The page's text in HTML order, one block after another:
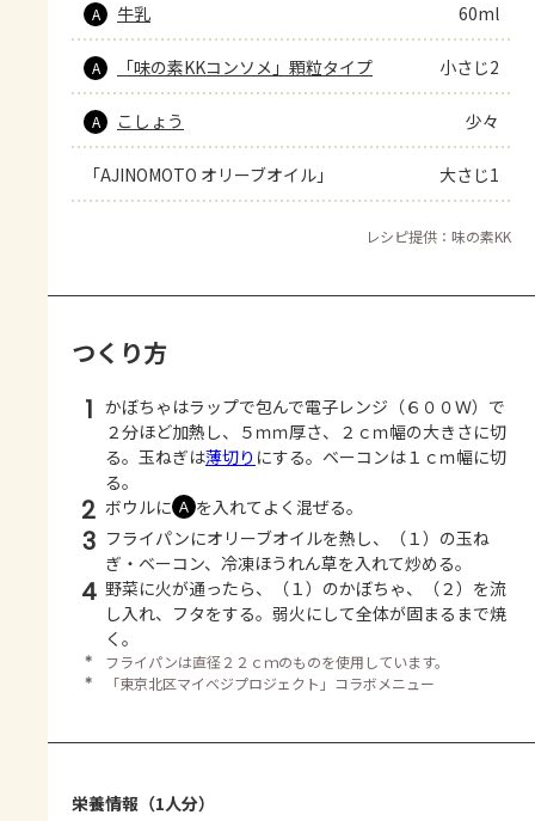
A 牛乳 60ml
A 「味の素KKコンソメ」顆粒タイプ 小さじ2
A こしょう 少々
「AJINOMOTO オリーブオイル」 大さじ1
レシピ提供：味の素KK
つくり方
1 かぼちゃはラップで包んで電子レンジ（６００Ｗ）で
２分ほど加熱し、５ｍｍ厚さ、２ｃｍ幅の大きさに切
る。玉ねぎは薄切り にする。ベーコンは１ｃｍ幅に切
る。
2 ボウルに Ａ を入れてよく混ぜる。
3 フライパンにオリーブオイルを熱し、（１）の玉ね
ぎ・ベーコン、冷凍ほうれん草を入れて炒める。
4 野菜に火が通ったら、（１）のかぼちゃ、（２）を流
し入れ、フタをする。弱火にして全体が固まるまで焼
く。
＊
フライパンは直径２２ｃｍのものを使用しています。
＊
「東京北区マイベジプロジェクト」コラボメニュー
栄養情報（1人分）